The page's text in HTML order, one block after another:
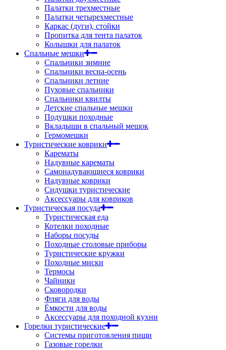
Палатки трехместные
Палатки четырехместные
Каркас (дуги), стойки
Пропитка для тента палаток
Колышки для палаток
Спальные мешки
Спальники зимние
Спальники весна-осень
Спальники летние
Пуховые спальники
Спальники квилты
Детские спальные мешки
Подушки походные
Вкладыши в спальный мешок
Гермомешки
Туристические коврики
Карематы
Надувные карематы
Самонадувающиеся коврики
Надувные коврики
Сидушки туристические
Аксессуары для ковриков
Туристическая посуда
Туристическая еда
Котелки походные
Наборы посуды
Походные столовые приборы
Туристические кружки
Походные миски
Термосы
Чайники
Сковородки
Фляги для воды
Ёмкости для воды
Аксессуары для походной кухни
Горелки туристические
Системы приготовления пищи
Газовые горелки